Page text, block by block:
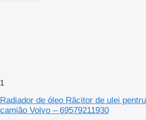
1
Radiador de óleo Răcitor de ulei
camião Volvo – 69579211930